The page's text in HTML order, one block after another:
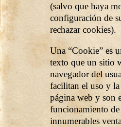
(salvo que haya
configuración de
rechazar cookies).
Una “Cookie” es
texto que un sitio
navegador del
facilitan el uso y
página web y son
funcionamiento
innumerables